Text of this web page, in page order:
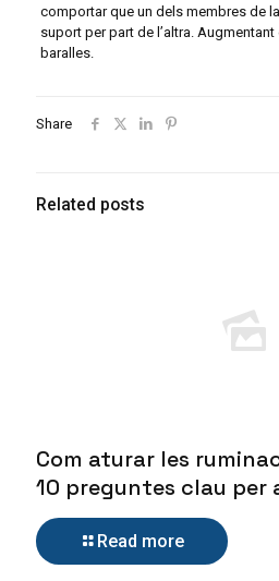
comportar que un dels membres de
suport per part de l’altra.
baralles.
Share
Related posts
Com aturar les
10 preguntes clau per
Read more